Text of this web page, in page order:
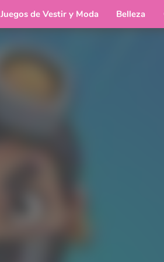
Juegos de Vestir y Moda Belleza